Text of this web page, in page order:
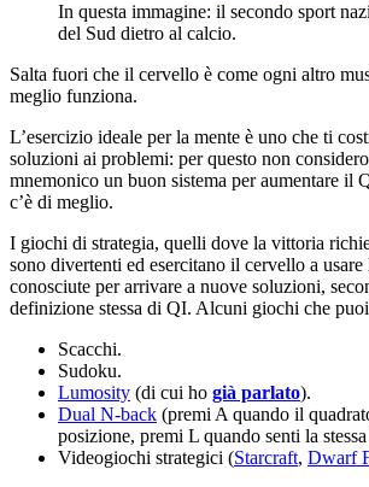
In questa immagine: il secondo sport
del Sud dietro al calcio.
Salta fuori che il cervello è come ogni altro
meglio funziona.
L’esercizio ideale per la mente è uno che ti
soluzioni ai problemi: per questo non
mnemonico un buon sistema per aumentare il
c’è di meglio.
I giochi di strategia, quelli dove la vittoria
sono divertenti ed esercitano il cervello a
conosciute per arrivare a nuove soluzioni,
definizione stessa di QI. Alcuni giochi che
Scacchi.
Sudoku.
Lumosity (di cui ho già parlato).
Dual N-back (premi A quando il
posizione, premi L quando senti la
Videogiochi strategici (Starcraft, Dwarf